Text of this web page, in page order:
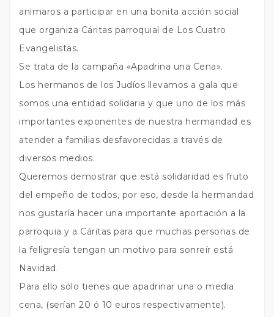
animaros a participar en una bonita acción social
que organiza Cáritas parroquial de Los Cuatro
Evangelistas.
Se trata de la campaña «Apadrina una Cena».
Los hermanos de los Judíos llevamos a gala que
somos una entidad solidaria y que uno de los más
importantes exponentes de nuestra hermandad es
atender a familias desfavorecidas a través de
diversos medios.
Queremos demostrar que está solidaridad es fruto
del empeño de todos, por eso, desde la hermandad
nos gustaría hacer una importante aportación a la
parroquia y a Cáritas para que muchas personas de
la feligresía tengan un motivo para sonreír está
Navidad.
Para ello sólo tienes que apadrinar una o media
cena, (serían 20 ó 10 euros respectivamente).